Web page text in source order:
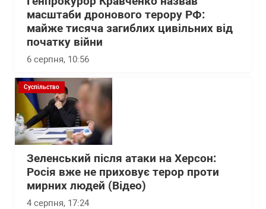
масштаби дронового терору РФ:
майже тисяча загиблих цивільних від
початку війни
6 серпня, 10:56
Суспільство
Зеленський після атаки на Херсон:
Росія вже не приховує терор проти
мирних людей (Відео)
4 серпня, 17:24